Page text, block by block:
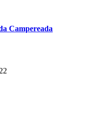
Campereada